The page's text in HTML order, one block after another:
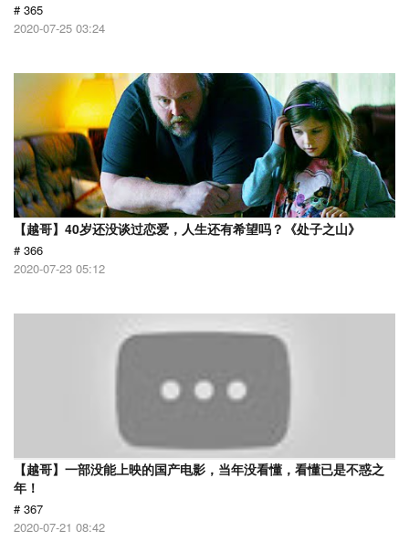
# 365
2020-07-25 03:24
【越哥】40岁还没谈过恋爱，人生还有希望吗？《处子之山》
# 366
2020-07-23 05:12
【越哥】一部没能上映的国产电影，当年没看懂，看懂已是不惑之
年！
# 367
2020-07-21 08:42